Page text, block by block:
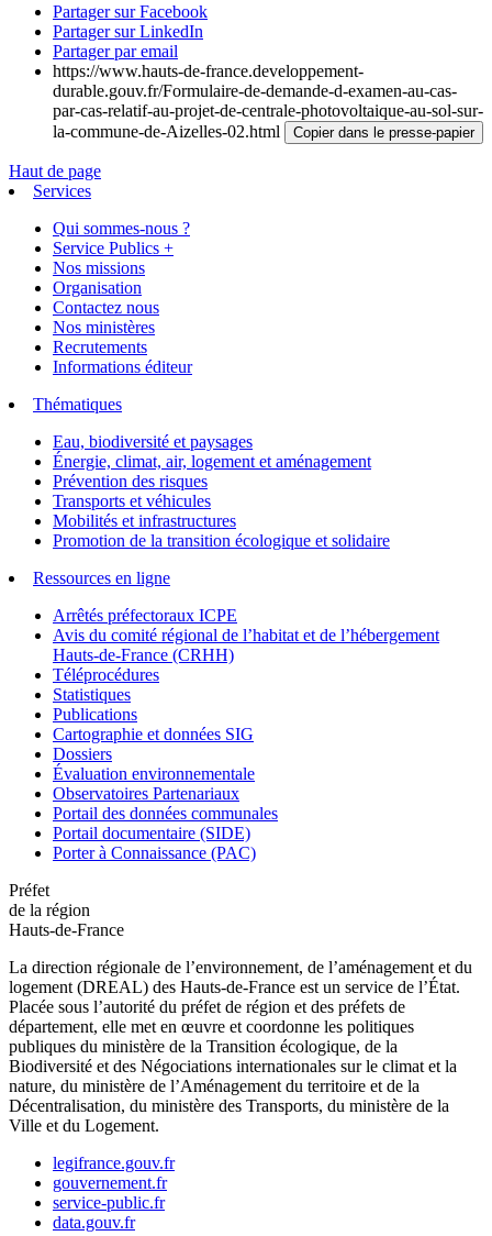
Partager sur Facebook
Partager sur LinkedIn
Partager par email
https://www.hauts-de-france.developpement-
durable.gouv.fr/Formulaire-de-demande-d-examen-au-cas-
par-cas-relatif-au-projet-de-centrale-photovoltaique-au-sol-sur-
la-commune-de-Aizelles-02.html
Copier dans le presse-papier
Haut de page
Services
Qui sommes-nous ?
Service Publics +
Nos missions
Organisation
Contactez nous
Nos ministères
Recrutements
Informations éditeur
Thématiques
Eau, biodiversité et paysages
Énergie, climat, air, logement et aménagement
Prévention des risques
Transports et véhicules
Mobilités et infrastructures
Promotion de la transition écologique et solidaire
Ressources en ligne
Arrêtés préfectoraux ICPE
Avis du comité régional de l’habitat et de l’hébergement
Hauts-de-France (CRHH)
Téléprocédures
Statistiques
Publications
Cartographie et données SIG
Dossiers
Évaluation environnementale
Observatoires Partenariaux
Portail des données communales
Portail documentaire (SIDE)
Porter à Connaissance (PAC)
Préfet
de la région
Hauts-de-France
La direction régionale de l’environnement, de l’aménagement et du
logement (DREAL) des Hauts-de-France est un service de l’État.
Placée sous l’autorité du préfet de région et des préfets de
département, elle met en œuvre et coordonne les politiques
publiques du ministère de la Transition écologique, de la
Biodiversité et des Négociations internationales sur le climat et la
nature, du ministère de l’Aménagement du territoire et de la
Décentralisation, du ministère des Transports, du ministère de la
Ville et du Logement.
legifrance.gouv.fr
gouvernement.fr
service-public.fr
data.gouv.fr